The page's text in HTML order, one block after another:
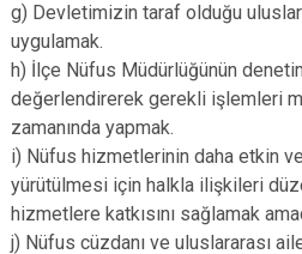
g) Devletimizin taraf olduğu
uygulamak.
h) İlçe Nüfus Müdürlüğünün
değerlendirerek gerekli işlemleri
zamanında yapmak.
i) Nüfus hizmetlerinin daha etkin
yürütülmesi için halkla ilişkileri
hizmetlere katkısını sağlamak
j) Nüfus cüzdanı ve uluslararası